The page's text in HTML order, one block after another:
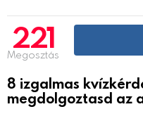
221
Megosztás
8 izgalmas
megdolgoztasd az